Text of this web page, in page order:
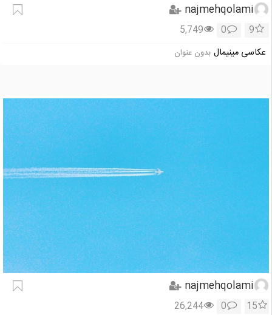
najmehqolami
9
0
5,749
عکاسی مینیمال بدون عنوان
najmehqolami
15
0
26,244